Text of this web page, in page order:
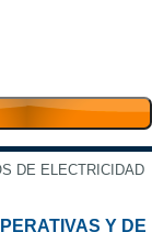
DE ELECTRICIDAD
Y DE